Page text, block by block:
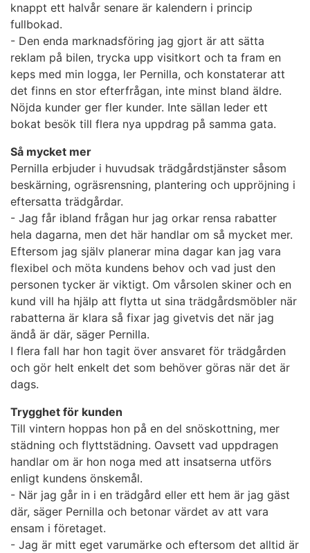
knappt ett halvår senare är kalendern i princip
fullbokad.
- Den enda marknadsföring jag gjort är att sätta
reklam på bilen, trycka upp visitkort och ta fram en
keps med min logga, ler Pernilla, och konstaterar att
det finns en stor efterfrågan, inte minst bland äldre.
Nöjda kunder ger fler kunder. Inte sällan leder ett
bokat besök till flera nya uppdrag på samma gata.
Så mycket mer
Pernilla erbjuder i huvudsak trädgårdstjänster såsom
beskärning, ogräsrensning, plantering och uppröjning i
eftersatta trädgårdar.
- Jag får ibland frågan hur jag orkar rensa rabatter
hela dagarna, men det här handlar om så mycket mer.
Eftersom jag själv planerar mina dagar kan jag vara
flexibel och möta kundens behov och vad just den
personen tycker är viktigt. Om vårsolen skiner och en
kund vill ha hjälp att flytta ut sina trädgårdsmöbler när
rabatterna är klara så fixar jag givetvis det när jag
ändå är där, säger Pernilla.
I flera fall har hon tagit över ansvaret för trädgården
och gör helt enkelt det som behöver göras när det är
dags.
Trygghet för kunden
Till vintern hoppas hon på en del snöskottning, mer
städning och flyttstädning. Oavsett vad uppdragen
handlar om är hon noga med att insatserna utförs
enligt kundens önskemål.
- När jag går in i en trädgård eller ett hem är jag gäst
där, säger Pernilla och betonar värdet av att vara
ensam i företaget.
- Jag är mitt eget varumärke och eftersom det alltid är